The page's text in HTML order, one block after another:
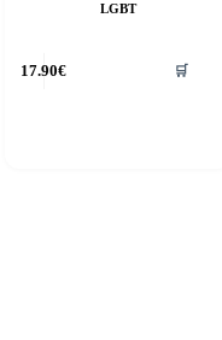
LGBT
17.90€ 🛒